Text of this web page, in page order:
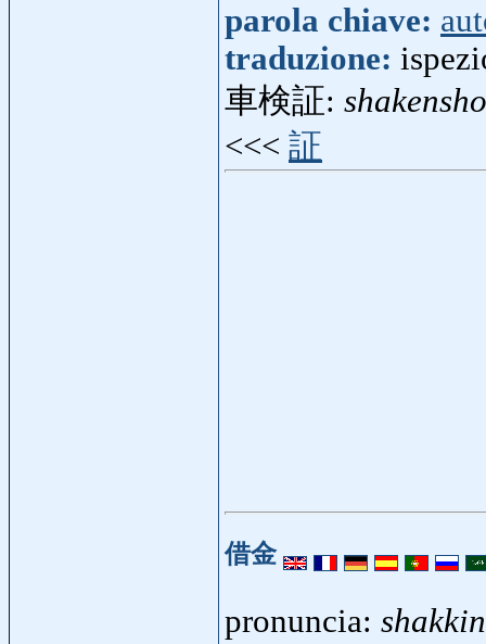
parola chiave:
traduzione:
車検証:
<<< 証
借金
pronuncia: shakkin